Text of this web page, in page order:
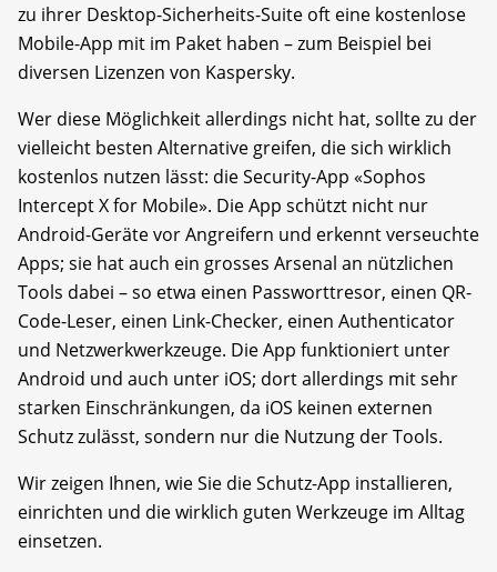
zu ihrer Desktop-Sicherheits-Suite oft eine kostenlose
Mobile-App mit im Paket haben – zum Beispiel bei
diversen Lizenzen von Kaspersky.
Wer diese Möglichkeit allerdings nicht hat, sollte zu der
vielleicht besten Alternative greifen, die sich wirklich
kostenlos nutzen lässt: die Security-App «Sophos
Intercept X for Mobile». Die App schützt nicht nur
Android-Geräte vor Angreifern und erkennt verseuchte
Apps; sie hat auch ein grosses Arsenal an nützlichen
Tools dabei – so etwa einen Passworttresor, einen QR-
Code-Leser, einen Link-Checker, einen Authenticator
und Netzwerkwerkzeuge. Die App funktioniert unter
Android und auch unter iOS; dort allerdings mit sehr
starken Einschränkungen, da iOS keinen externen
Schutz zulässt, sondern nur die Nutzung der Tools.
Wir zeigen Ihnen, wie Sie die Schutz-App installieren,
einrichten und die wirklich guten Werkzeuge im Alltag
einsetzen.